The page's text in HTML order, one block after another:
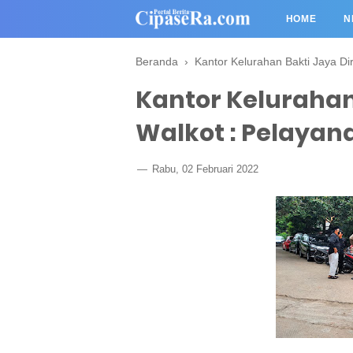
HOME
Beranda › Kantor Kelurahan Bakti Jaya
Kantor
Walkot :
Rabu, 02 Februari 2022